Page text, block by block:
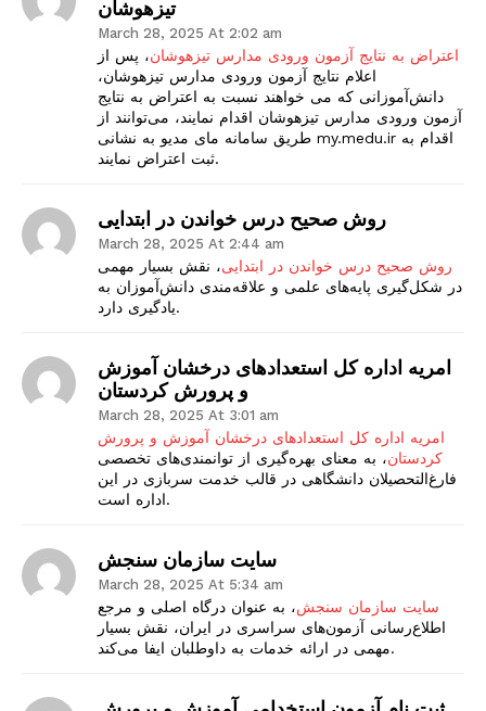
تیزهوشان
March 28, 2025 At 2:02 am
اعتراض به نتایج آزمون ورودی مدارس تیزهوشان، پس از
اعلام نتایج آزمون ورودی مدارس تیزهوشان،
دانش‌آموزانی که می خواهند نسبت به اعتراض به نتایج
آزمون ورودی مدارس تیزهوشان اقدام نمایند، می‌توانند از
طریق سامانه مای مدیو به نشانی my.medu.ir اقدام به
ثبت اعتراض نمایند.
روش صحیح درس خواندن در ابتدایی
March 28, 2025 At 2:44 am
روش صحیح درس خواندن در ابتدایی، نقش بسیار مهمی
در شکل‌گیری پایه‌های علمی و علاقه‌مندی دانش‌آموزان به
یادگیری دارد.
امریه اداره کل استعدادهای درخشان آموزش
و پرورش کردستان
March 28, 2025 At 3:01 am
امریه اداره کل استعدادهای درخشان آموزش و پرورش
کردستان، به معنای بهره‌گیری از توانمندی‌های تخصصی
فارغ‌التحصیلان دانشگاهی در قالب خدمت سربازی در این
اداره است.
سایت سازمان سنجش
March 28, 2025 At 5:34 am
سایت سازمان سنجش، به عنوان درگاه اصلی و مرجع
اطلاع‌رسانی آزمون‌های سراسری در ایران، نقش بسیار
مهمی در ارائه خدمات به داوطلبان ایفا می‌کند.